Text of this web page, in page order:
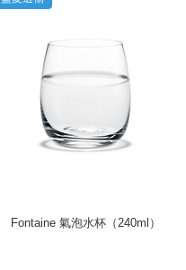
Fontaine 氣泡水杯（240ml）